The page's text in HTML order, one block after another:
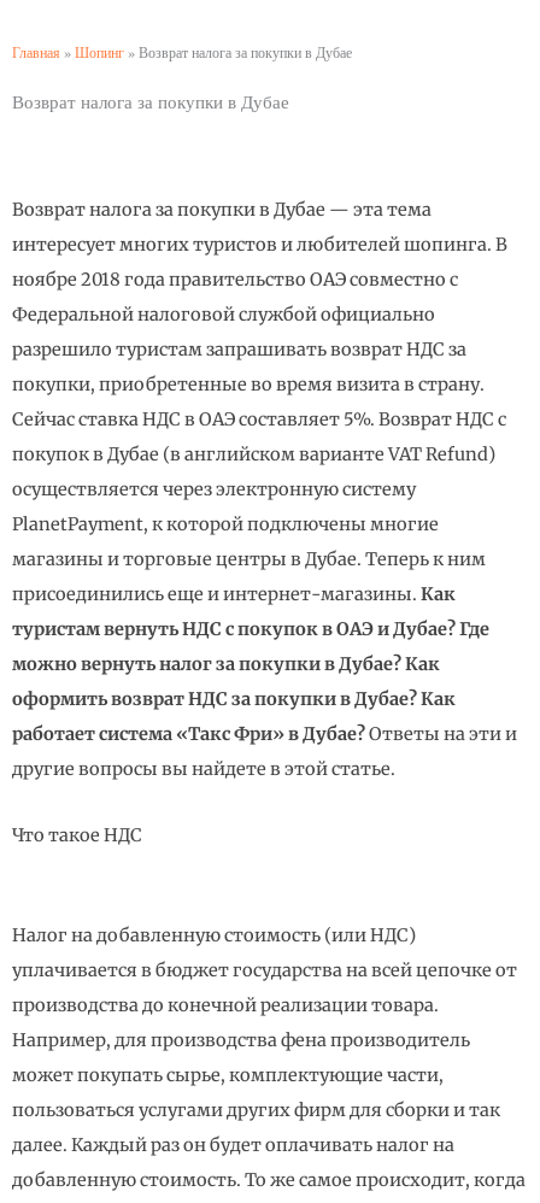
Главная »Шопинг»Возврат налога за покупки в Дубае
Возврат налога за покупки в Дубае
Возврат налога за покупки в Дубае — эта тема
интересует многих туристов и любителей шопинга. В
ноябре 2018 года правительство ОАЭ совместно с
Федеральной налоговой службой официально
разрешило туристам запрашивать возврат НДС за
покупки, приобретенные во время визита в страну.
Сейчас ставка НДС в ОАЭ составляет 5%. Возврат НДС с
покупок в Дубае (в английском варианте VAT Refund)
осуществляется через электронную систему
PlanetPayment, к которой подключены многие
магазины и торговые центры в Дубае. Теперь к ним
присоединились еще и интернет-магазины. Как
туристам вернуть НДС с покупок в ОАЭ и Дубае? Где
можно вернуть налог за покупки в Дубае? Как
оформить возврат НДС за покупки в Дубае? Как
работает система «Такс Фри» в Дубае?Ответы на эти и
другие вопросы вы найдете в этой статье.
Что такое НДС
Налог на добавленную стоимость (или НДС)
уплачивается в бюджет государства на всей цепочке от
производства до конечной реализации товара.
Например, для производства фена производитель
может покупать сырье, комплектующие части,
пользоваться услугами других фирм для сборки и так
далее. Каждый раз он будет оплачивать налог на
добавленную стоимость. То же самое происходит, когда